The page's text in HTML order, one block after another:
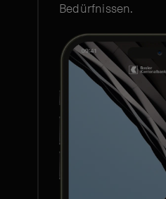
Bedürfnissen.